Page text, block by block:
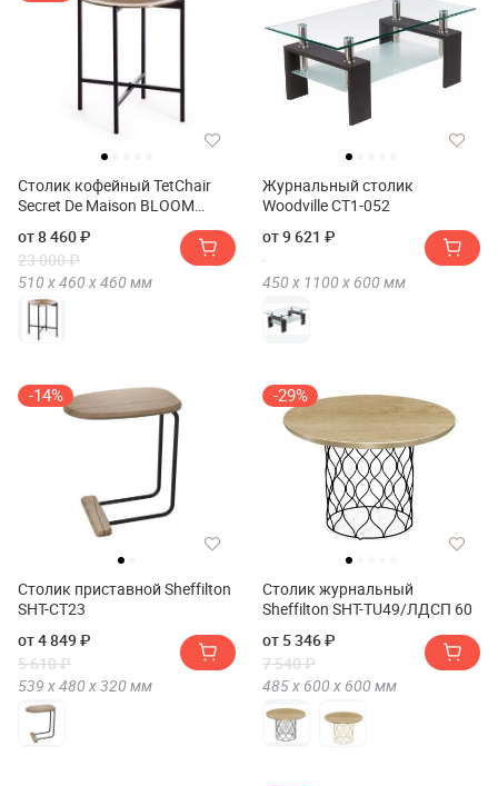
Столик кофейный TetChair
Secret De Maison BLOOM
от 8 460 ₽
23 000 ₽
510 х460 х460 мм
Журнальный столик
Woodville CT1-052
от 9 621 ₽
450 х 1100 х 600 мм
-14%
Столик приставной Sheffilton
SHT-CT23
от 4 849 ₽
5 610 ₽
539 х480 х320 мм
-29%
Столик журнальный
Sheffilton SHT-TU49/ЛДСП 60
от 5 346 ₽
7 540 ₽
485 х 600 х 600 мм